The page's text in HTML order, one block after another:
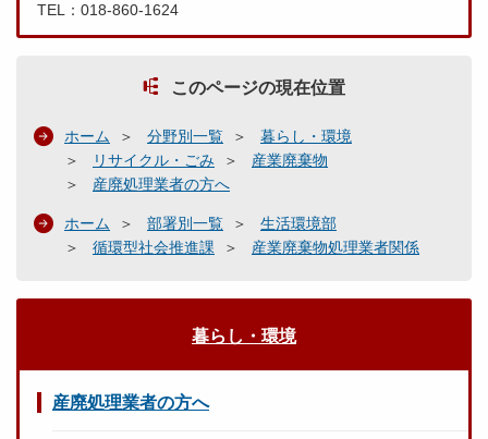
TEL：018-860-1624
このページの現在位置
ホーム 分野別一覧
暮らし・環境
リサイクル・ごみ
産業廃棄物
産廃処理業者の方へ
ホーム 部署別一覧
生活環境部
循環型社会推進課
産業廃棄物処理業者関係
暮らし・環境
産廃処理業者の方へ